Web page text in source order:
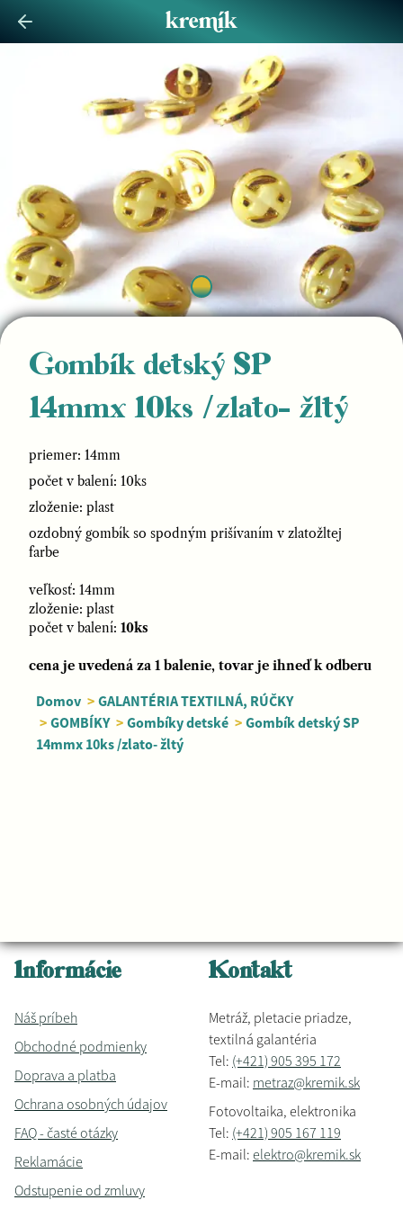
Gombík detský SP
14mmx 10ks /zlato- žltý
priemer: 14mm
počet v balení: 10ks
zloženie: plast
ozdobný gombík so spodným prišívaním v zlatožltej
farbe
veľkosť: 14mm
zloženie: plast
počet v balení: 10ks
cena je uvedená za 1 balenie, tovar je ihneď k odberu
Domov > GALANTÉRIA TEXTILNÁ, RÚČKY
> GOMBÍKY > Gombíky detské > Gombík detský SP
14mmx 10ks /zlato- žltý
Informácie
Náš príbeh
Obchodné podmienky
Doprava a platba
Ochrana osobných údajov
FAQ - časté otázky
Reklamácie
Odstupenie od zmluvy
Kontakt
Metráž, pletacie priadze,
textilná galantéria
Tel: (+421) 905 395 172
E-mail: metraz@kremik.sk
Fotovoltaika, elektronika
Tel: (+421) 905 167 119
E-mail: elektro@kremik.sk